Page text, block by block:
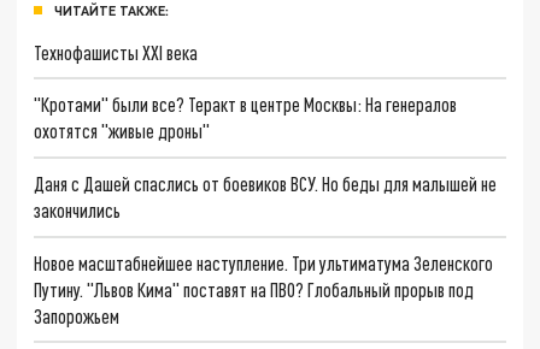
ЧИТАЙТЕ ТАКЖЕ:
Технофашисты XXI века
"Кротами" были все? Теракт в центре Москвы: На генералов
охотятся "живые дроны"
Даня с Дашей спаслись от боевиков ВСУ. Но беды для малышей не
закончились
Новое масштабнейшее наступление. Три ультиматума Зеленского
Путину. "Львов Кима" поставят на ПВО? Глобальный прорыв под
Запорожьем